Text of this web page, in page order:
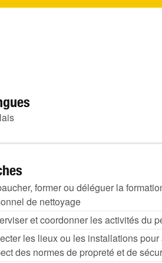
former ou déléguer la
de nettoyage
et coordonner les activités du
les lieux ou les installations
des normes de propreté et de